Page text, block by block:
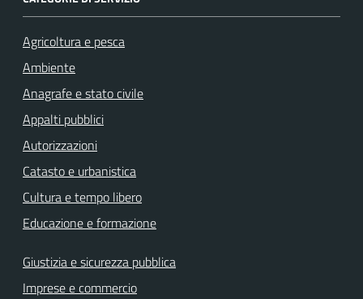
Agricoltura e pesca
Ambiente
Anagrafe e stato civile
Appalti pubblici
Autorizzazioni
Catasto e urbanistica
Cultura e tempo libero
Educazione e formazione
Giustizia e sicurezza pubblica
Imprese e commercio